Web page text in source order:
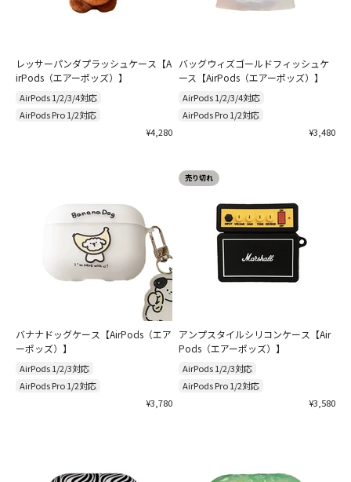
レッサーパンダプラッシュケース【A
irPods（エアーポッズ）】
AirPods 1/2/3/4対応
AirPods Pro 1/2対応
セール価格
¥4,280
バッグウィズゴールドフィッシュケ
ース【AirPods（エアーポッズ）】
AirPods 1/2/3/4対応
AirPods Pro 1/2対応
セール価格
¥3,480
バナナドッグケース【AirPods（エア
ーポッズ）】
AirPods 1/2/3対応
AirPods Pro 1/2対応
セール価格
¥3,780
売り切れ
アンプスタイルシリコンケース【Air
Pods（エアーポッズ）】
AirPods 1/2/3対応
AirPods Pro 1/2対応
セール価格
¥3,580